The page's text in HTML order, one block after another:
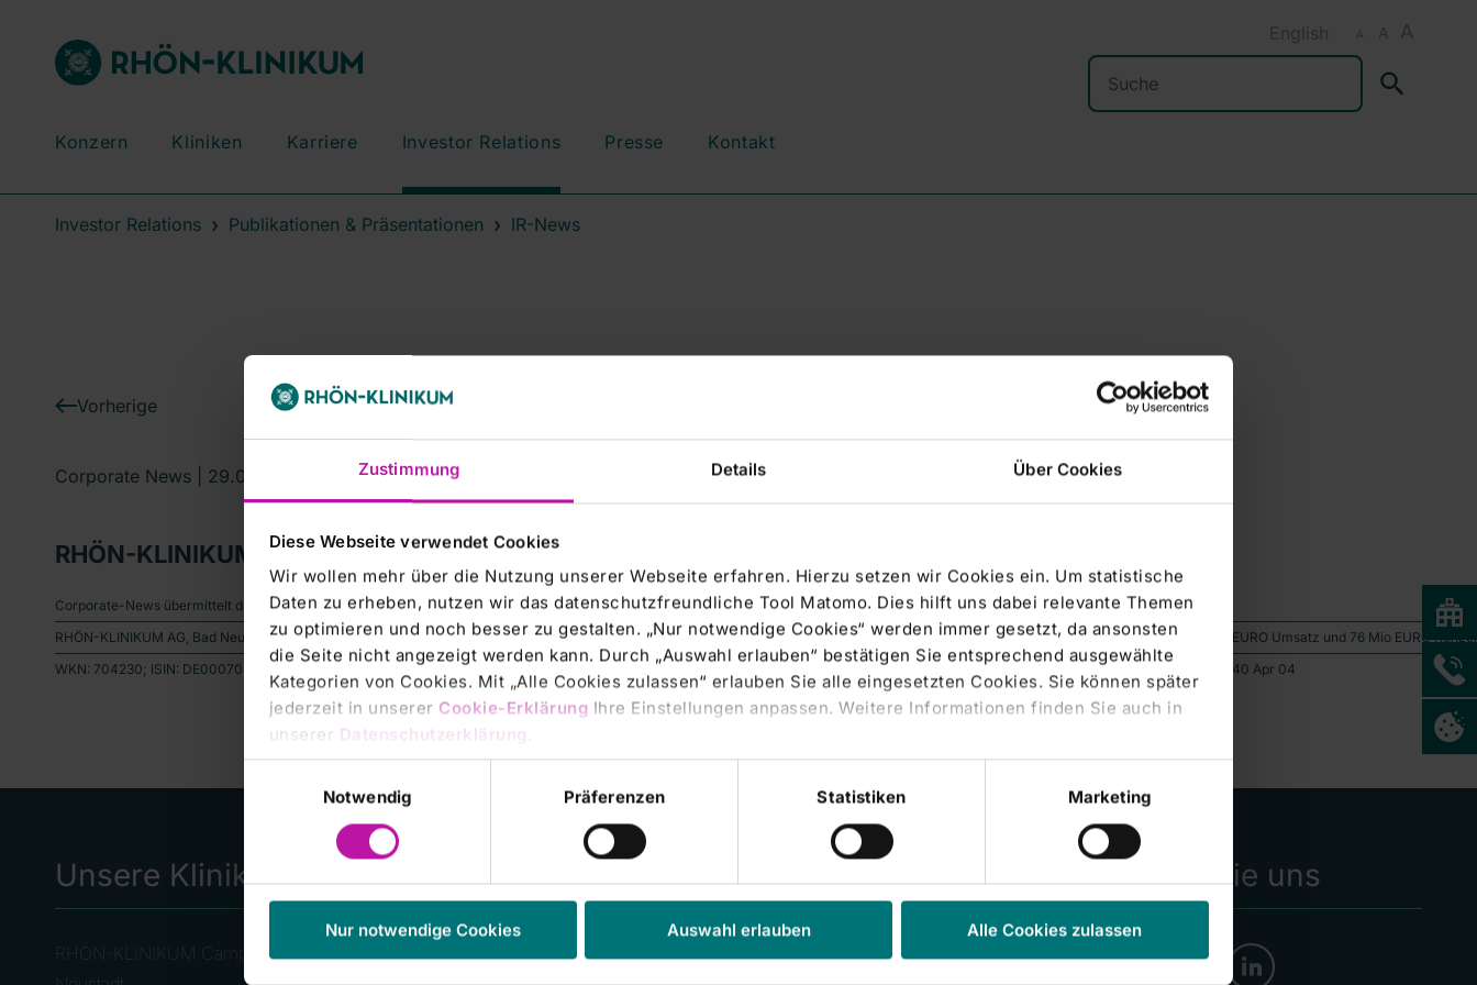
Zustimmung Details Über Cookies
Diese Webseite verwendet Cookies
Wir wollen mehr über die Nutzung unserer Webseite erfahren. Hierzu setzen wir Cookies ein. Um statistische
Daten zu erheben, nutzen wir das datenschutzfreundliche Tool Matomo. Dies hilft uns dabei relevante Themen
zu optimieren und noch besser zu gestalten. „Nur notwendige Cookies“ werden immer gesetzt, da ansonsten
die Seite nicht angezeigt werden kann. Durch „Auswahl erlauben“ bestätigen Sie entsprechend ausgewählte
Kategorien von Cookies. Mit „Alle Cookies zulassen“ erlauben Sie alle eingesetzten Cookies. Sie können später
jederzeit in unserer Cookie-Erklärung Ihre Einstellungen anpassen. Weitere Informationen finden Sie auch in
unserer Datenschutzerklärung
Notwendig
Präferenzen Statistiken Marketing
Nur notwendige Cookies Auswahl erlauben Alle Cookies zulassen
A A A
English
Suchen
Konzern Kliniken Karriere Investor Relations Presse Kontakt
Investor Relations Publikationen & Präsentationen IR-News
Vorherige
Corporate News | 29.04.2004
RHÖN-KLINIKUM AG: Ergebnisse 1. Quartal 2004
Corporate-News übermittelt durch die DGAP.Für den Inhalt der Mitteilung ist der Emittent verantwortlich.
RHÖN-KLINIKUM AG, Bad Neustadt /Saale:- Knapp 7 Prozent Umsatzsteigerung, Konzerngewinn auf Vorjahresniveau- 10 Prozent mehr Patienten als im Vorjahr- Prognose für 2004: 1,0 Mrd EURO Umsatz und 76 Mio EURO
WKN: 704230; ISIN: DE0007042301; Index: MDAXNotiert: Amtlicher Markt in Frankfurt (Prime Standard) und München;Freiverkehrin Berlin-Bremen, Düsseldorf, Hamburg und Stuttgart290640 Apr 04
Unsere Kliniken
RHÖN-KLINIKUM Campus Bad
Häufig besuchte
Seiten
Folgen Sie uns